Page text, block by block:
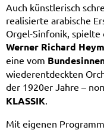
Auch künstlerisch
realisierte arabische
Orgel-Sinfonik, spielte
Werner Richard
eine vom
wiederentdeckten
der 1920er Jahre –
KLASSIK
Mit eigenen